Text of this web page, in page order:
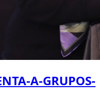
A-GRUPOS-